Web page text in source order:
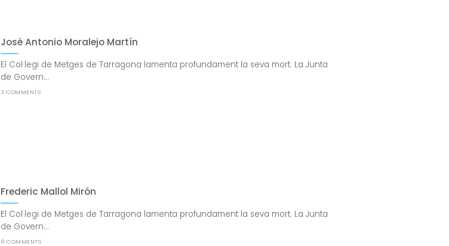
José Antonio Moralejo Martín
El Col·legi de Metges de Tarragona lamenta profundament la seva mort. La Junta
de Govern...
3 COMMENTS
Frederic Mallol Mirón
El Col·legi de Metges de Tarragona lamenta profundament la seva mort. La Junta
de Govern...
6 COMMENTS